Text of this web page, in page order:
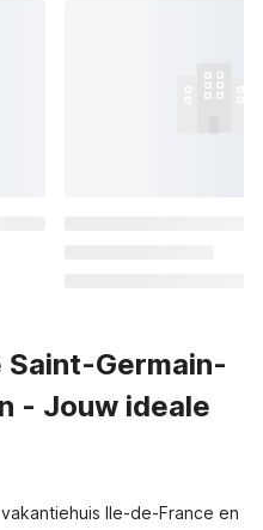
Saint-Germain-
- Jouw ideale
Ile-de-France en